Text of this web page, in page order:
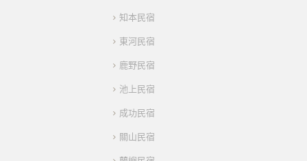
知本民宿
東河民宿
鹿野民宿
池上民宿
成功民宿
關山民宿